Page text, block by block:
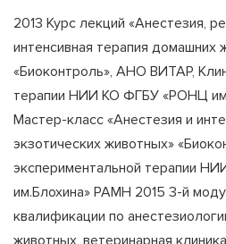
2013 Курс лекций «Анестезия,
интенсивная терапия домашних
«Биоконтроль», АНО ВИТАР,
терапии НИИ КО ФГБУ «РОНЦ
Мастер-класс «Анестезия и
экзотических животных»
экспериментальной терапии
им.Блохина» РАМН 2015 3-й
квалификации по
животных, ветеринарная